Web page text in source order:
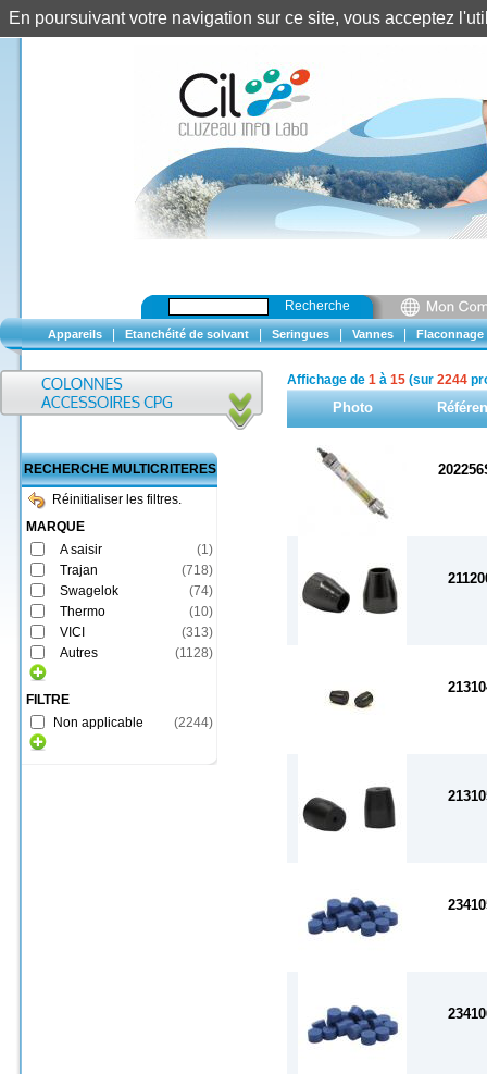
Recherche
Appareils Etanchéité de solvant Seringues Vannes Flaconnage
RECHERCHE MULTICRITERES
Réinitialiser les filtres.
MARQUE
A saisir
(1)
Trajan
(718)
Swagelok
(74)
Thermo
(10)
VICI
(313)
Autres
(1128)
FILTRE
Non applicable
(2244)
Affichage de 1 à 15 (sur 2244
Photo
En poursuivant votre navigation sur ce site, vous acceptez